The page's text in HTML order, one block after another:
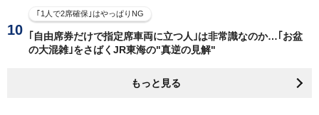
｢1人で2席確保｣はやっぱりNG
｢自由席券だけで指定席車両に立つ人｣は非常識なのか…｢お盆
の大混雑｣をさばくJR東海の"真逆の見解"
もっと見る